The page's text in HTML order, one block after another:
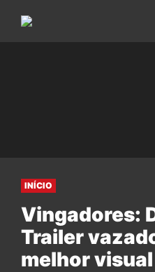
INÍCIO
Vingadores:
Trailer
melhor